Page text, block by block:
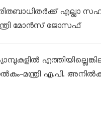
എല്ലാ
മോൻസ് ജോസഫ്
മന്ത്രി എ.പി.